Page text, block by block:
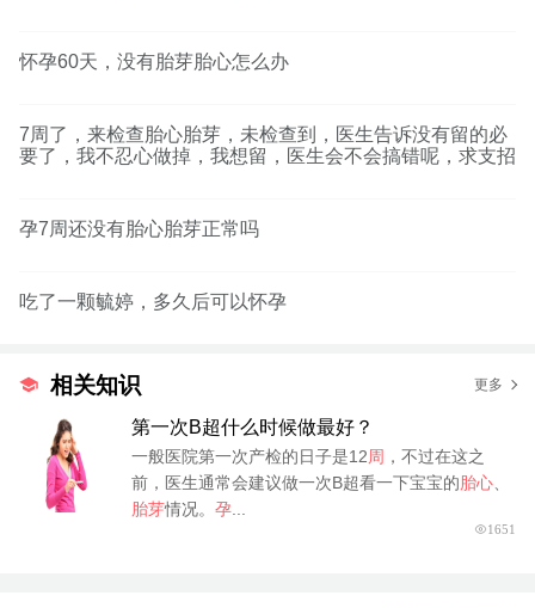
怀孕60天，没有胎芽胎心怎么办
7周了，来检查胎心胎芽，未检查到，医生告诉没有留的必
要了，我不忍心做掉，我想留，医生会不会搞错呢，求支招
孕7周还没有胎心胎芽正常吗
吃了一颗毓婷，多久后可以怀孕
相关知识 更多
第一次B超什么时候做最好？
一般医院第一次产检的日子是12周 ，不过在这之
前，医生通常会建议做一次B超看一下宝宝的胎心、
胎芽情况。 孕...
1651